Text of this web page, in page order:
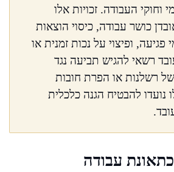
וחוקי העבודה. זכויות אלו
כושר עבודה, כיסוי הוצאות
פגיעה, ופיצוי על נכות זמנית או
רשאי להגיש תביעה נגד
רשלנות או הפרת חובות
נועדו להבטיח הגנה כלכלית
עבודה